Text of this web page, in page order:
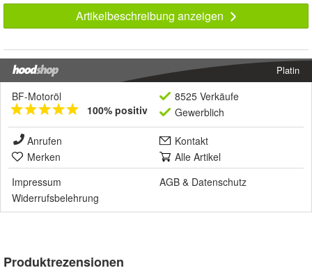
Artikelbeschreibung anzeigen
Platin
BF-Motoröl
100% positiv
8525 Verkäufe
Gewerblich
Anrufen
Kontakt
Merken
Alle Artikel
Impressum
AGB & Datenschutz
Widerrufsbelehrung
Produktrezensionen